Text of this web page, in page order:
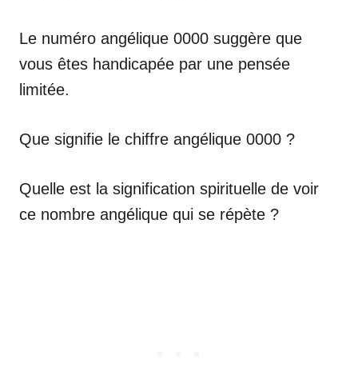
Le numéro angélique 0000 suggère que
vous êtes handicapée par une pensée
limitée.
Que signifie le chiffre angélique 0000 ?
Quelle est la signification spirituelle de voir
ce nombre angélique qui se répète ?